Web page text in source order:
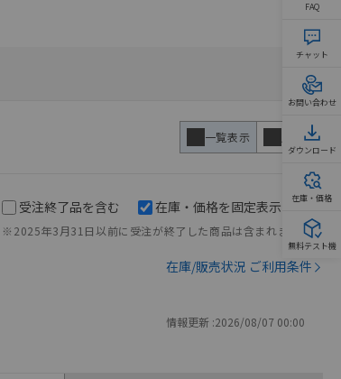
一覧表示 比較表
受注終了品を含む
※2025年3月31日以前に受注が終了した商品は含まれません。
在庫・価格を固定表示
在庫/販売状況 ご利用条件
情報更新 :2026/08/07 00:00
FAQ
チャット
お問い合わせ
ダウンロード
在庫・価格
無料テスト機